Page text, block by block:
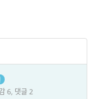
6, 댓글 2